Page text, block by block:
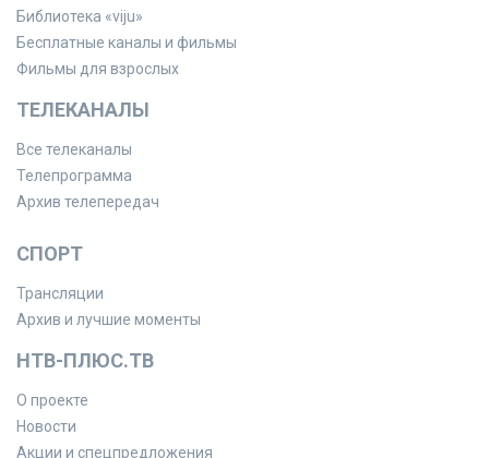
Библиотека «viju»
Бесплатные каналы и фильмы
Фильмы для взрослых
ТЕЛЕКАНАЛЫ
Все телеканалы
Телепрограмма
Архив телепередач
СПОРТ
Трансляции
Архив и лучшие моменты
НТВ-ПЛЮС.ТВ
О проекте
Новости
Акции и спецпредложения